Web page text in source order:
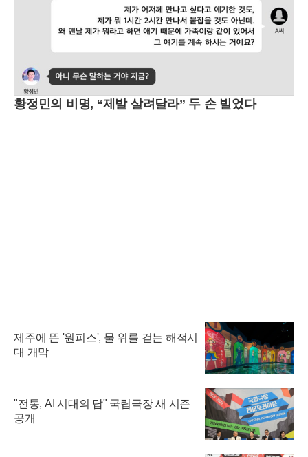
황정민의 비명, “제발 살려달라” 두 손 빌었다
제주에 뜬 '원피스', 물 위를 걷는 해적시
대 개막
"전통, AI 시대의 답" 국립극장 새 시즌
공개